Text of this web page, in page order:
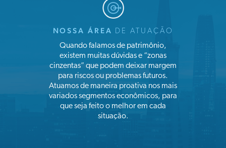
NOSSA ÁREA DE ATUAÇÃO
Quando falamos de patrimônio,
existem muitas dúvidas e “zonas
cinzentas” que podem deixar margem
para riscos ou problemas futuros.
Atuamos de maneira proativa nos mais
variados segmentos econômicos, para
que seja feito o melhor em cada
situação.